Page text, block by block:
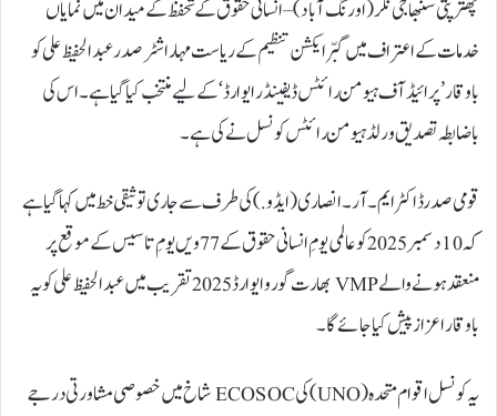
چھترپتی سنبھاجی نگر (اورنگ آباد) – انسانی حقوق کے تحفظ کے میدان میں نمایاں
خدمات کے اعتراف میں گبّر ایکشن تنظیم کے ریاست مہاراشٹر صدر عبد الحفیظ علی کو
باوقار ’پرائیڈ آف ہیومن رائٹس ڈیفینڈر ایوارڈ‘ کے لیے منتخب کیا گیا ہے۔ اس کی
باضابطہ تصدیق ورلڈ ہیومن رائٹس کونسل نے کی ہے۔
قومی صدر ڈاکٹر ایم۔ آر۔ انصاری (ایڈو.) کی طرف سے جاری توثیقی خط میں کہا گیا ہے
کہ 10 دسمبر 2025 کو عالمی یومِ انسانی حقوق کے 77ویں یومِ تاسیس کے موقع پر
منعقد ہونے والے VMP بھارت گورو ایوارڈ 2025 تقریب میں عبد الحفیظ علی کو یہ
باوقار اعزاز پیش کیا جائے گا۔
یہ کونسل اقوام متحدہ (UNO) کی ECOSOC شاخ میں خصوصی مشاورتی درجے